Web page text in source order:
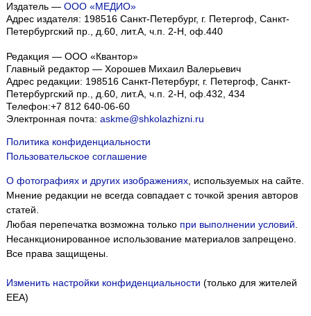
Издатель — ООО «МЕДИО»
Адрес издателя: 198516 Санкт-Петербург, г. Петергоф, Санкт-
Петербургский пр., д.60, лит.А, ч.п. 2-Н, оф.440
Редакция — ООО «Квантор»
Главный редактор — Хорошев Михаил Валерьевич
Адрес редакции: 198516 Санкт-Петербург, г. Петергоф, Санкт-
Петербургский пр., д.60, лит.А, ч.п. 2-Н, оф.432, 434
Телефон:+7 812 640-06-60
Электронная почта: askme@shkolazhizni.ru
Политика конфиденциальности
Пользовательское соглашение
О фотографиях и других изображениях, используемых на сайте.
Мнение редакции не всегда совпадает с точкой зрения авторов
статей.
Любая перепечатка возможна только при выполнении условий.
Несанкционированное использование материалов запрещено.
Все права защищены.
Изменить настройки конфиденциальности (только для жителей
EEA)